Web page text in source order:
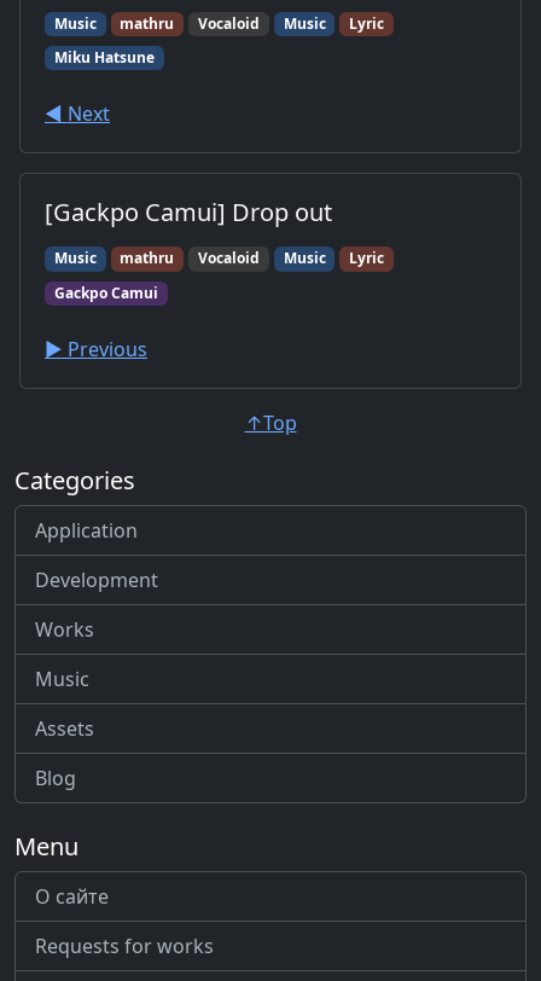
Music mathru Vocaloid Music
Lyric
Miku Hatsune
◀︎ Next
[Gackpo Camui] Drop out
Music mathru Vocaloid Music
Lyric
Gackpo Camui
▶︎ Previous
↑Top
Categories
Application
Development
Works
Music
Assets
Blog
Menu
О сайте
Requests for works